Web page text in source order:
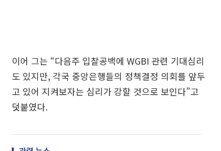
이어 그는 “다음주 입찰공백에 WGBI 관련 기대심리
도 있지만, 각국 중앙은행들의 정책결정 의회를 앞두
고 있어 지켜보자는 심리가 강할 것으로 보인다”고
덧붙였다.